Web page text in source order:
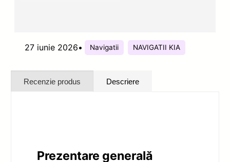
27 iunie 2026• Navigatii NAVIGATII KIA
Recenzie produs Descriere
Prezentare generală